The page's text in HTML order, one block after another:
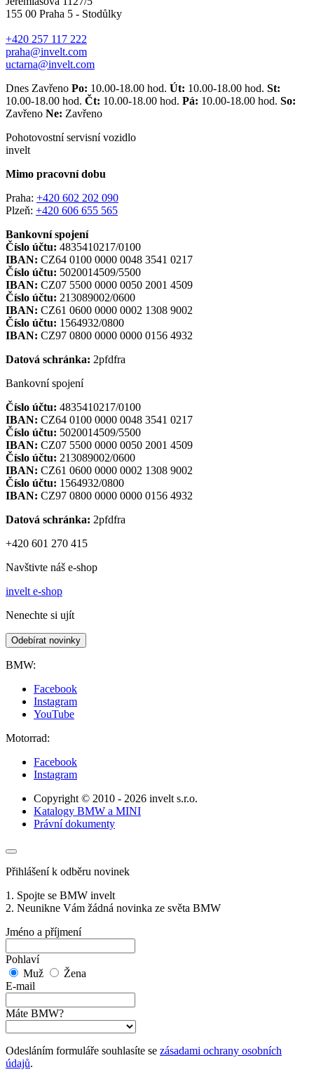
155 00 Praha 5 - Stodůlky
+420 257 117 222
praha@invelt.com
uctarna@invelt.com
Dnes Zavřeno Po: 10.00-18.00 hod. Út: 10.00-18.00 hod. St:
10.00-18.00 hod. Čt: 10.00-18.00 hod. Pá: 10.00-18.00 hod. So:
Zavřeno Ne: Zavřeno
Pohotovostní servisní vozidlo
invelt
Mimo pracovní dobu
Praha: +420 602 202 090
Plzeň: +420 606 655 565
Bankovní spojení
Číslo účtu: 4835410217/0100
IBAN: CZ64 0100 0000 0048 3541 0217
Číslo účtu: 5020014509/5500
IBAN: CZ07 5500 0000 0050 2001 4509
Číslo účtu: 213089002/0600
IBAN: CZ61 0600 0000 0002 1308 9002
Číslo účtu: 1564932/0800
IBAN: CZ97 0800 0000 0000 0156 4932
Datová schránka: 2pfdfra
Bankovní spojení
Číslo účtu: 4835410217/0100
IBAN: CZ64 0100 0000 0048 3541 0217
Číslo účtu: 5020014509/5500
IBAN: CZ07 5500 0000 0050 2001 4509
Číslo účtu: 213089002/0600
IBAN: CZ61 0600 0000 0002 1308 9002
Číslo účtu: 1564932/0800
IBAN: CZ97 0800 0000 0000 0156 4932
Datová schránka: 2pfdfra
+420 601 270 415
Navštivte náš e-shop
invelt e-shop
Nenechte si ujít
Odebírat novinky
BMW:
Facebook
Instagram
YouTube
Motorrad:
Facebook
Instagram
Copyright © 2010 - 2026 invelt s.r.o.
Katalogy BMW a MINI
Právní dokumenty
Přihlášení k odběru novinek
1. Spojte se BMW invelt
2. Neunikne Vám žádná novinka ze světa BMW
Jméno a příjmení
Pohlaví
Muž
Žena
E-mail
Máte BMW?
Odesláním formuláře souhlasíte se zásadami ochrany osobních
údajů.